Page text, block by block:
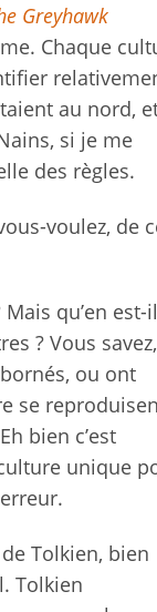
Greyhawk
Chaque
au nord,
si je me
des règles.
voulez, de
Mais qu’en est-il
? Vous
ou ont
se
bien c’est
unique
Tolkien, bien
Tolkien